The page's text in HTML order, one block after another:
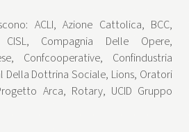
ACLI, Azione Cattolica, BCC,
CISL, Compagnia Delle Opere,
Confcooperative, Confindustria
Della Dottrina Sociale, Lions, Oratori
Arca, Rotary, UCID Gruppo